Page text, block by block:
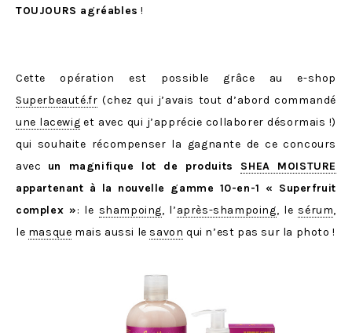
TOUJOURS agréables !
Cette opération est possible grâce au e-shop
Superbeauté.fr (chez qui j’avais tout d’abord commandé
une lacewig et avec qui j’apprécie collaborer désormais !)
qui souhaite récompenser la gagnante de ce concours
avec un magnifique lot de produits SHEA MOISTURE
appartenant à la nouvelle gamme 10-en-1 « Superfruit
complex »: le shampoing, l’après-shampoing, le sérum,
le masque mais aussi le savon qui n’est pas sur la photo !